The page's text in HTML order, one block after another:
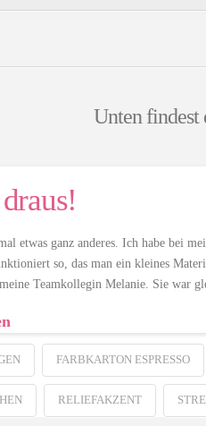
Unten
etwas ganz anderes. Ich habe bei
so, das man ein kleines
Teamkollegin Melanie. Sie war
FARBKARTON ESPRESSO
RELIEFAKZENT